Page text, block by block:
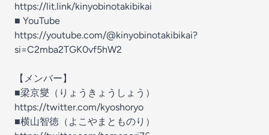
https://lit.link/kinyobinotakibikai
■ YouTube
https://youtube.com/@kinyobinotakibikai?
si=C2mba2TGK0vf5hW2
【メンバー】
■梁京燮（りょうきょうしょう）
https://twitter.com/kyoshoryo
■横山智徳（よこやまとものり）